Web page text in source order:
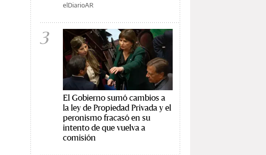
elDiarioAR
3
El Gobierno sumó cambios a
la ley de Propiedad Privada y el
peronismo fracasó en su
intento de que vuelva a
comisión